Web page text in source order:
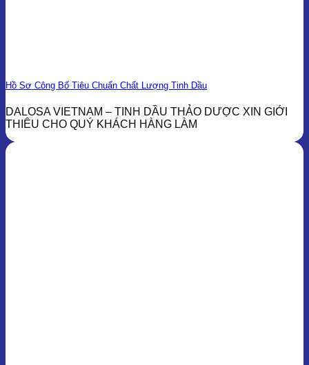
Hồ Sơ Công Bố Tiêu Chuẩn Chất Lượng Tinh Dầu
DALOSA VIETNAM – TINH DẦU THẢO DƯỢC XIN GIỚI
THIÊU CHO QUÝ KHÁCH HÀNG LÀM